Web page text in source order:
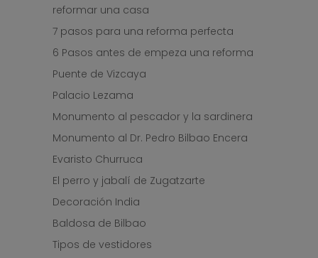
reformar una casa
7 pasos para una reforma perfecta
6 Pasos antes de empeza una reforma
Puente de Vizcaya
Palacio Lezama
Monumento al pescador y la sardinera
Monumento al Dr. Pedro Bilbao Encera
Evaristo Churruca
El perro y jabalí de Zugatzarte
Decoración India
Baldosa de Bilbao
Tipos de vestidores